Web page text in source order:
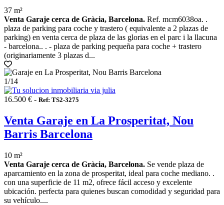
37 m²
Venta Garaje cerca de Gràcia, Barcelona. Ref. mcm6038oa. .
plaza de parking para coche y trastero ( equivalente a 2 plazas de
parking) en venta cerca de plaza de las glorias en el parc i la llacuna
- barcelona.. . - plaza de parking pequeña para coche + trastero
(originariamente 3 plazas d...
1/14
16.500 € - Ref: TS2-3275
Venta Garaje en La Prosperitat, Nou
Barris Barcelona
10 m²
Venta Garaje cerca de Gràcia, Barcelona. Se vende plaza de
aparcamiento en la zona de prosperitat, ideal para coche mediano. .
con una superficie de 11 m2, ofrece fácil acceso y excelente
ubicación. perfecta para quienes buscan comodidad y seguridad para
su vehículo....